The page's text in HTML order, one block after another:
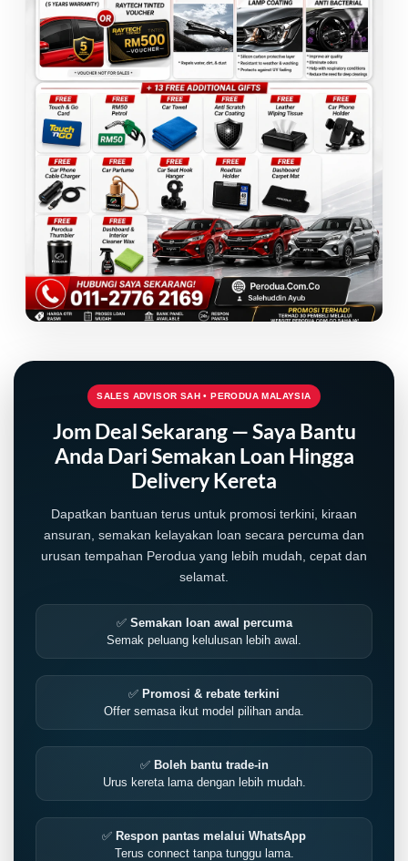
SALES ADVISOR SAH • PERODUA MALAYSIA
Jom Deal Sekarang — Saya Bantu
Anda Dari Semakan Loan Hingga
Delivery Kereta
Dapatkan bantuan terus untuk promosi terkini, kiraan
ansuran, semakan kelayakan loan secara percuma dan
urusan tempahan Perodua yang lebih mudah, cepat dan
selamat.
✅ Semakan loan awal percuma
Semak peluang kelulusan lebih awal.
✅ Promosi & rebate terkini
Offer semasa ikut model pilihan anda.
✅ Boleh bantu trade-in
Urus kereta lama dengan lebih mudah.
✅ Respon pantas melalui WhatsApp
Terus connect tanpa tunggu lama.